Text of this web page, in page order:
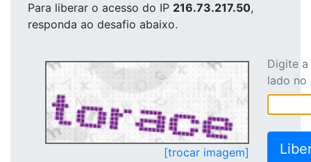
Para liberar o acesso do IP 216.73.217.50,
responda ao desafio abaixo.
[trocar imagem]
Digite
lado no